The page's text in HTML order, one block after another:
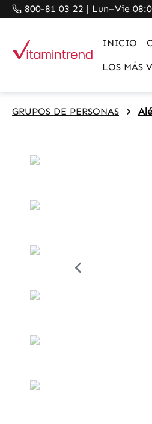
Skip to main navigation
800-81 03 22 | Lun–Vie
INICIO
LOS MÁS
GRUPOS DE PERSONAS